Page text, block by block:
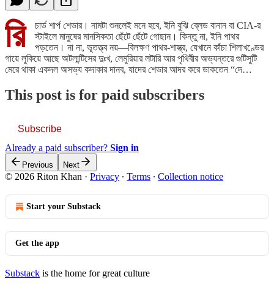
রি
চার্ড শার্প শেভার। নামটা শুনলেই মনে হবে, ইনি বুঝি ব্লেড বানান বা CIA-র
স্টাইলে মানুষের মানসিকতা ছেঁটে ছেঁটে গোছান। কিন্তু না, ইনি পাথর
পড়তেন। না না, ভূতত্ত্ব নয়—বিলক্ষণ পাথর-শাস্ত্র, যেখানে কাঁচা শিলাখণ্ডের
গায়ে লুকিয়ে আছে অটলান্টিসের দুঃখ, লেমুরিয়ার লটারি আর পৃথিবীর অভ্যন্তরে গুটিসুটি
মেরে থাকা একদল অসভ্য কদাকার দানব, যাদের শেভার আদর করে ডাকতেন “দে…
This post is for paid subscribers
Subscribe
Already a paid subscriber? Sign in
Previous Next
© 2026 Riton Khan · Privacy ∙ Terms ∙ Collection notice
Start your Substack
Get the app
Substack is the home for great culture